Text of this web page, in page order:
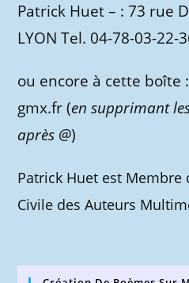
Patrick Huet – : 73 rue
LYON Tel. 04-78-03-22-
ou encore à cette boîte
gmx.fr (en supprimant
après @)
Patrick Huet est Membre
Civile des Auteurs